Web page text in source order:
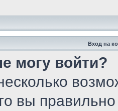
Вход на
могу войти?
вы